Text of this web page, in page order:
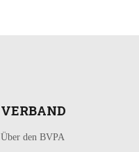
VERBAND
Über den BVPA